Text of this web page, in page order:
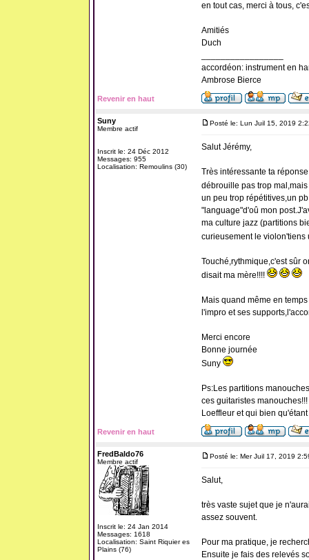
en tout cas, merci à tous,
Amitiés
Duch
accordéon: instrument en
Ambrose Bierce
Revenir en haut
Suny
Membre actif
Inscrit le: 24 Déc 2012
Messages: 955
Localisation: Remoulins (30)
Posté le: Lun Juil 15, 2019
Salut Jérémy,
Très intéressante ta
débrouille pas trop
un peu trop répétitives,un
"language"d'oû mon
ma culture jazz (partitions
curieusement le
Touché,rythmique,c'est sûr
disait ma mère!!!!
Mais quand même en
l'impro et ses
Merci encore
Bonne journée
Suny
Ps:Les partitions
ces guitaristes
Loeffleur et qui bien
Revenir en haut
FredBaldo76
Membre actif
Inscrit le: 24 Jan 2014
Messages: 1618
Localisation: Saint Riquier es
Plains (76)
Posté le: Mer Juil 17, 2019
Salut,
très vaste sujet que je
assez souvent.
Pour ma pratique, je
Ensuite je fais des relevés